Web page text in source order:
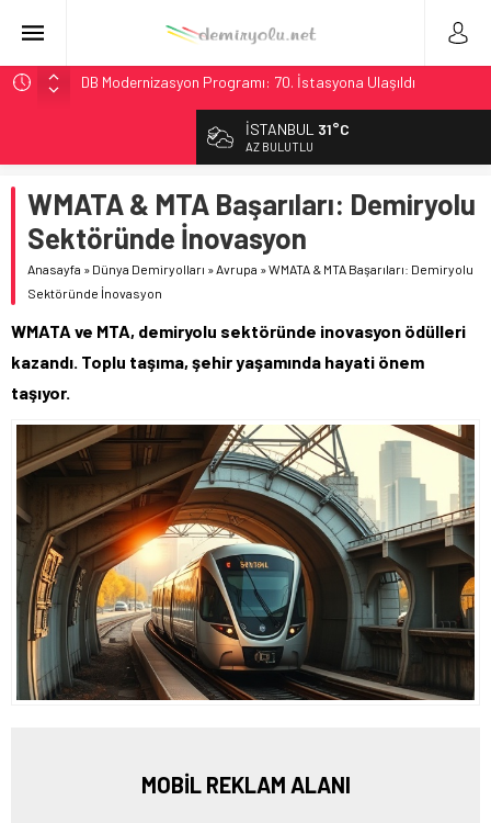
DB Modernizasyon Programı: 70. İstasyona Ulaşıldı
GB Railfreight İngiltere’de Lider, Class 99’lar 2026’da Yolda
İngiltere Demiryolunda Tarihi Entegrasyon: GBR Anglia
Resmen Başladı
Malezya Havayolları, TGV ile 28 Fransız Şehrine Tek Bilet
Ukrayna’da Yolcu Trenine İHA Saldırısı: Zamanında Tahliye
İSTANBUL 31°C
AZ BULUTLU
WMATA & MTA Başarıları: Demiryolu
Sektöründe İnovasyon
Anasayfa » Dünya Demiryolları »Avrupa »WMATA & MTA Başarıları: Demiryolu
Sektöründe İnovasyon
WMATA ve MTA, demiryolu sektöründe inovasyon ödülleri
kazandı. Toplu taşıma, şehir yaşamında hayati önem
taşıyor.
MOBİL REKLAM ALANI